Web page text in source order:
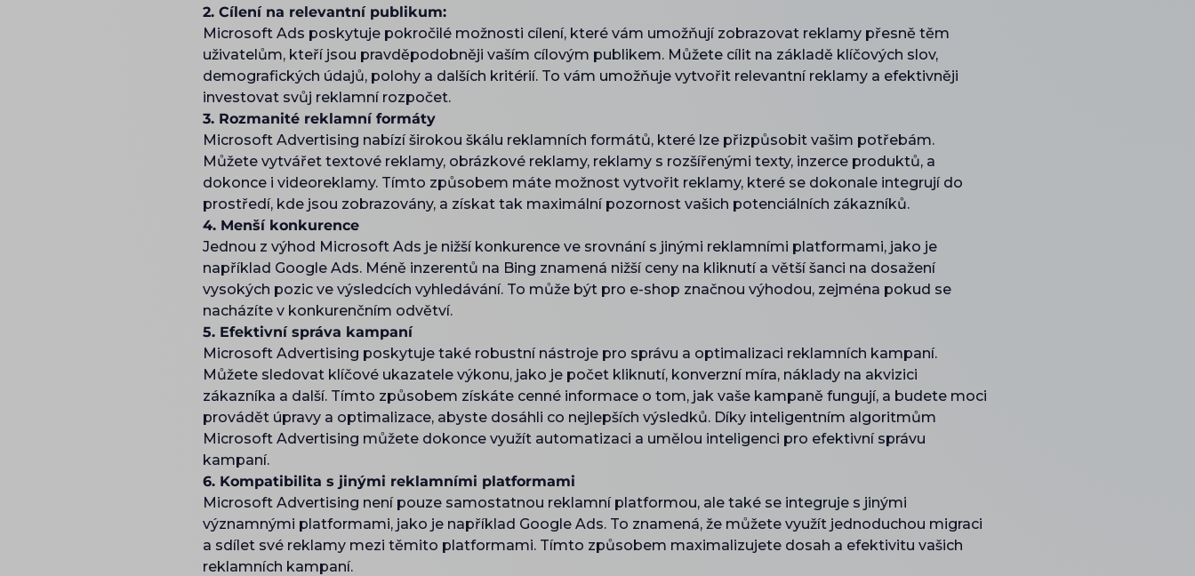
2. Cílení na relevantní publikum:
Microsoft Ads poskytuje pokročilé možnosti cílení, které vám umožňují zobrazovat reklamy přesně těm
uživatelům, kteří jsou pravděpodobněji vaším cílovým publikem. Můžete cílit na základě klíčových slov,
demografických údajů, polohy a dalších kritérií. To vám umožňuje vytvořit relevantní reklamy a efektivněji
investovat svůj reklamní rozpočet.
3. Rozmanité reklamní formáty
Microsoft Advertising nabízí širokou škálu reklamních formátů, které lze přizpůsobit vašim potřebám.
Můžete vytvářet textové reklamy, obrázkové reklamy, reklamy s rozšířenými texty, inzerce produktů, a
dokonce i videoreklamy. Tímto způsobem máte možnost vytvořit reklamy, které se dokonale integrují do
prostředí, kde jsou zobrazovány, a získat tak maximální pozornost vašich potenciálních zákazníků.
4. Menší konkurence
Jednou z výhod Microsoft Ads je nižší konkurence ve srovnání s jinými reklamními platformami, jako je
například Google Ads. Méně inzerentů na Bing znamená nižší ceny na kliknutí a větší šanci na dosažení
vysokých pozic ve výsledcích vyhledávání. To může být pro e-shop značnou výhodou, zejména pokud se
nacházíte v konkurenčním odvětví.
5. Efektivní správa kampaní
Microsoft Advertising poskytuje také robustní nástroje pro správu a optimalizaci reklamních kampaní.
Můžete sledovat klíčové ukazatele výkonu, jako je počet kliknutí, konverzní míra, náklady na akvizici
zákazníka a další. Tímto způsobem získáte cenné informace o tom, jak vaše kampaně fungují, a budete moci
provádět úpravy a optimalizace, abyste dosáhli co nejlepších výsledků. Díky inteligentním algoritmům
Microsoft Advertising můžete dokonce využít automatizaci a umělou inteligenci pro efektivní správu
kampaní.
6. Kompatibilita s jinými reklamními platformami
Microsoft Advertising není pouze samostatnou reklamní platformou, ale také se integruje s jinými
významnými platformami, jako je například Google Ads. To znamená, že můžete využít jednoduchou migraci
a sdílet své reklamy mezi těmito platformami. Tímto způsobem maximalizujete dosah a efektivitu vašich
reklamních kampaní.